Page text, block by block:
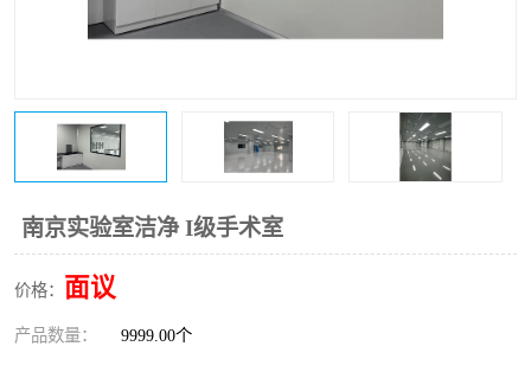
南京实验室洁净 I级手术室
价格： 面议
产品数量： 9999.00个
洁净棚 百级